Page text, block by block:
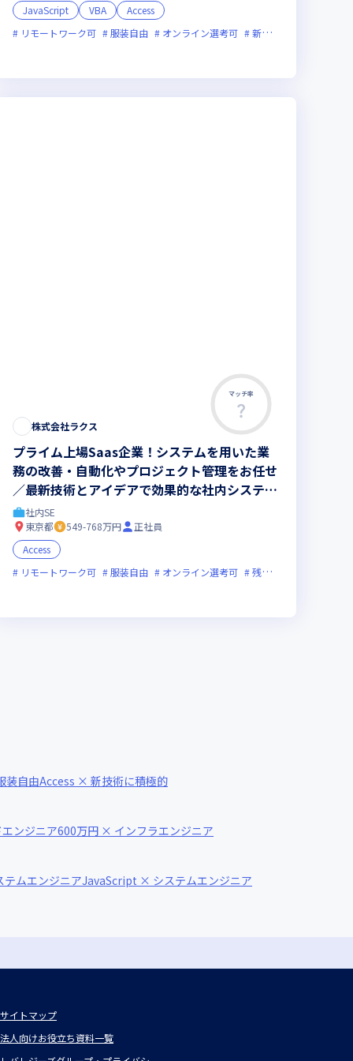
新技術に積極的 ベンチャー企業 残業月20時間未満 実務未経験歓迎
JavaScript VBA
Access
リモートワーク可
服装自由 オンライン選考可 新規立ち上げ
活躍中
マッチ率
株式会社ラクス
プライム上場Saas企業！システムを用いた業
務の改善・自動化やプロジェクト管理をお任せ
／最新技術とアイデアで効果的な社内システム
の提案を実現可能
社内SE
東京都
549-768万円
正社員
Access
リモートワーク可
服装自由 オンライン選考可 残業月20時間未満
装自由Access × 新技術に積極的
ンジニア600万円 × インフラエンジニア
ムエンジニアJavaScript × システムエンジニア
サイトマップ
法人向けお役立ち資料一覧